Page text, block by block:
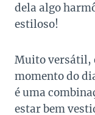
dela algo
estiloso!
Muito versátil,
momento do
é uma
estar bem